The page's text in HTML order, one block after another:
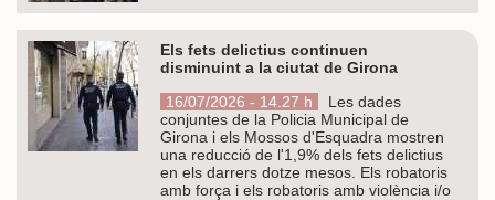
Els fets delictius continuen
disminuint a la ciutat de Girona
16/07/2026 - 14.27 h
Les dades
conjuntes de la Policia Municipal de
Girona i els Mossos d'Esquadra mostren
una reducció de l'1,9% dels fets delictius
en els darrers dotze mesos. Els robatoris
amb força i els robatoris amb violència i/o